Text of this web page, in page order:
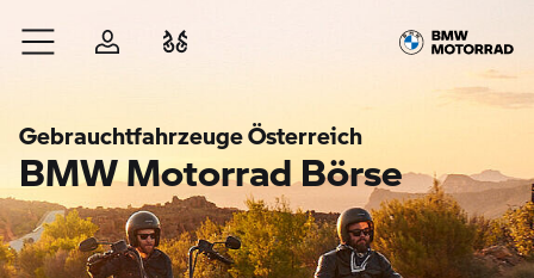
Zum Hauptinhalt springen
Anmelden
Gebrauchtfahrzeuge Österreich
BMW Motorrad Börse